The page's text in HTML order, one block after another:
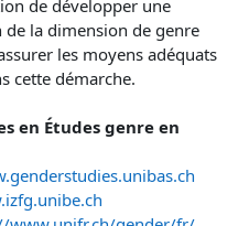
de développer une
de la dimension de genre
les moyens adéquats
cette démarche.
en Études genre en